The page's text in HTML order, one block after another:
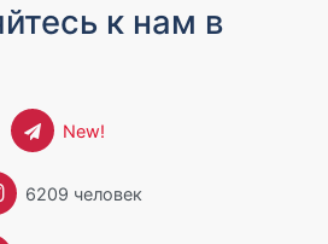
к нам в
New!
6209 человек